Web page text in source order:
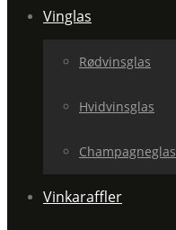
Vinglas
Rødvinsglas
Hvidvinsglas
Champagneglas
Vinkaraffler